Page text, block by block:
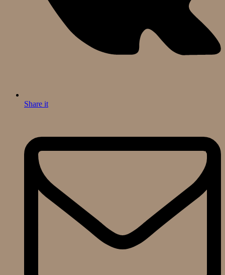
Share it